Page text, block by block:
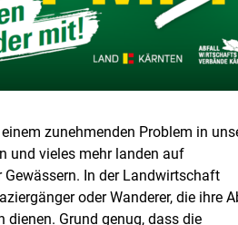
zunehmenden Problem in
und vieles mehr landen auf
In der Landwirtschaft
oder Wanderer, die ihre
Grund genug, dass die